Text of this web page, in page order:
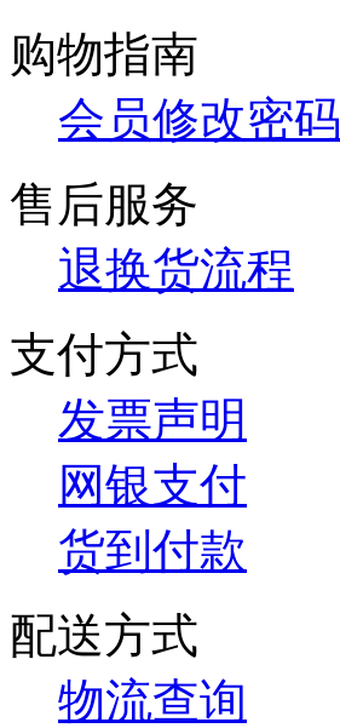
购物指南
会员修改密码
售后服务
退换货流程
支付方式
发票声明
网银支付
货到付款
配送方式
物流查询